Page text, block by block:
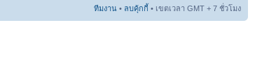
ทีมงาน • ลบคุ้กกี้ • เขตเวลา GMT + 7 ชั่วโมง